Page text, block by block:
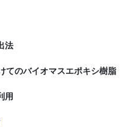
法
のバイオマスエポキシ樹脂
用